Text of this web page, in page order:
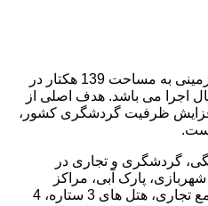
در زمینی به مساحت 139 هکتار در
و در منطقه 22 در حال اجرا می باشد. هدف اصلی از
ظرفیت گردشگری کشور،
گردشگری و تجاری در
پارک آبی، مراکز
سرگرمی، مجتمع سینمایی، مجتمع تجاری، هتل های 3 ستاره، 4